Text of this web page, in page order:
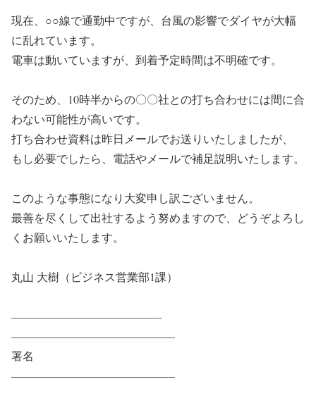
現在、○○線で通勤中ですが、台風の影響でダイヤが大幅
に乱れています。
電車は動いていますが、到着予定時間は不明確です。
そのため、10時半からの〇〇社との打ち合わせには間に合
わない可能性が高いです。
打ち合わせ資料は昨日メールでお送りいたしましたが、
もし必要でしたら、電話やメールで補足説明いたします。
このような事態になり大変申し訳ございません。
最善を尽くして出社するよう努めますので、どうぞよろし
くお願いいたします。
丸山 大樹（ビジネス営業部1課）
—————————————-
——————————————–
署名
——————————————–